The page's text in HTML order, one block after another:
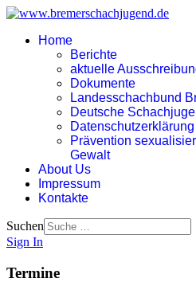
Home
Berichte
aktuelle
Dokumente
Landesschachbund
Deutsche
Datenschutzerklärung
Prävention
Gewalt
About Us
Impressum
Kontakte
Suchen
Sign In
Termine